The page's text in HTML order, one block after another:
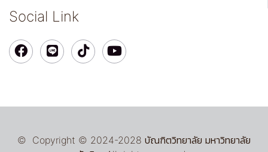
Social Link
© Copyright © 2024-2028 บัณฑิตวิทยาลัย มหาวิทยาลัย